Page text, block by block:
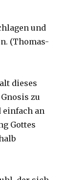
und
(Thomas-
dieses
zu
an
Gottes